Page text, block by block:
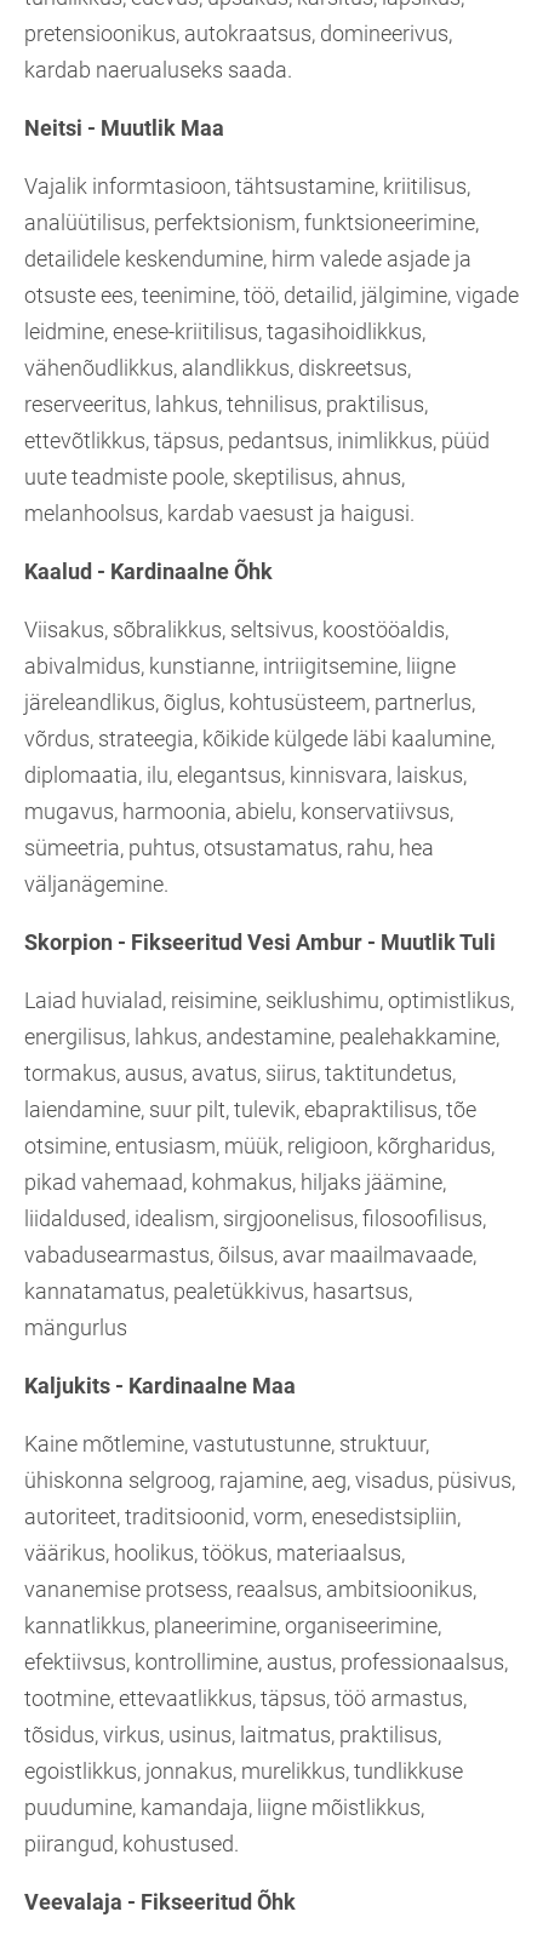
pretensioonikus, autokraatsus, domineerivus,
kardab naerualuseks saada.
Neitsi - Muutlik Maa
Vajalik informtasioon, tähtsustamine, kriitilisus,
analüütilisus, perfektsionism, funktsioneerimine,
detailidele keskendumine, hirm valede asjade ja
otsuste ees, teenimine, töö, detailid, jälgimine, vigade
leidmine, enese-kriitilisus, tagasihoidlikkus,
vähenõudlikkus, alandlikkus, diskreetsus,
reserveeritus, lahkus, tehnilisus, praktilisus,
ettevõtlikkus, täpsus, pedantsus, inimlikkus, püüd
uute teadmiste poole, skeptilisus, ahnus,
melanhoolsus, kardab vaesust ja haigusi.
Kaalud - Kardinaalne Õhk
Viisakus, sõbralikkus, seltsivus, koostööaldis,
abivalmidus, kunstianne, intriigitsemine, liigne
järeleandlikus, õiglus, kohtusüsteem, partnerlus,
võrdus, strateegia, kõikide külgede läbi kaalumine,
diplomaatia, ilu, elegantsus, kinnisvara, laiskus,
mugavus, harmoonia, abielu, konservatiivsus,
sümeetria, puhtus, otsustamatus, rahu, hea
väljanägemine.
Skorpion - Fikseeritud Vesi Ambur - Muutlik Tuli
Laiad huvialad, reisimine, seiklushimu, optimistlikus,
energilisus, lahkus, andestamine, pealehakkamine,
tormakus, ausus, avatus, siirus, taktitundetus,
laiendamine, suur pilt, tulevik, ebapraktilisus, tõe
otsimine, entusiasm, müük, religioon, kõrgharidus,
pikad vahemaad, kohmakus, hiljaks jäämine,
liidaldused, idealism, sirgjoonelisus, filosoofilisus,
vabadusearmastus, õilsus, avar maailmavaade,
kannatamatus, pealetükkivus, hasartsus,
mängurlus
Kaljukits - Kardinaalne Maa
Kaine mõtlemine, vastutustunne, struktuur,
ühiskonna selgroog, rajamine, aeg, visadus, püsivus,
autoriteet, traditsioonid, vorm, enesedistsipliin,
väärikus, hoolikus, töökus, materiaalsus,
vananemise protsess, reaalsus, ambitsioonikus,
kannatlikkus, planeerimine, organiseerimine,
efektiivsus, kontrollimine, austus, professionaalsus,
tootmine, ettevaatlikkus, täpsus, töö armastus,
tõsidus, virkus, usinus, laitmatus, praktilisus,
egoistlikkus, jonnakus, murelikkus, tundlikkuse
puudumine, kamandaja, liigne mõistlikkus,
piirangud, kohustused.
Veevalaja - Fikseeritud Õhk